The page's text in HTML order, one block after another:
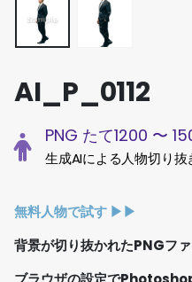
AI_P_0112
PNG たて1200 〜
生成AIによる人物切り抜
無料人物で試す ▶︎▶︎
背景が切り抜かれたPNGファ